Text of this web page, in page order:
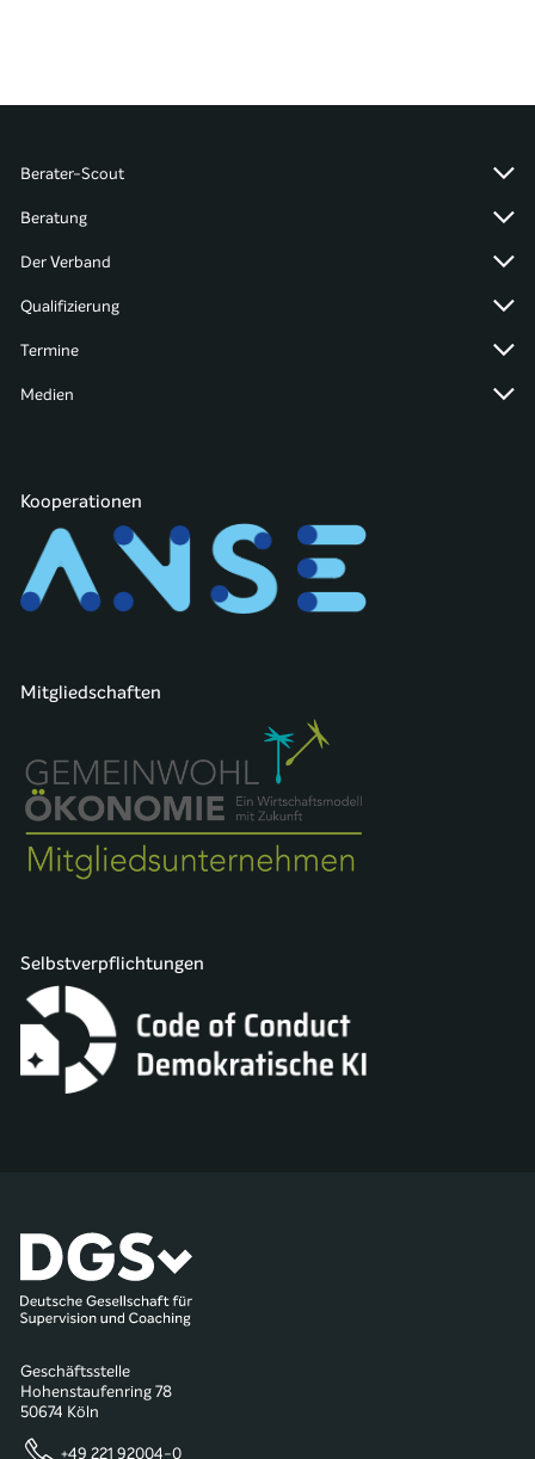
Berater-Scout
Beratung
Der Verband
Qualifizierung
Termine
Medien
Kooperationen
Mitgliedschaften
Selbstverpflichtungen
Geschäftsstelle
Hohenstaufenring 78
50674 Köln
+49 221 92004-0